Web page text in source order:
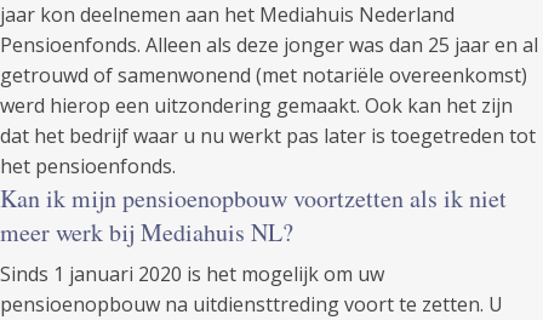
jaar kon deelnemen aan het Mediahuis Nederland
Pensioenfonds. Alleen als deze jonger was dan 25 jaar en al
getrouwd of samenwonend (met notariële overeenkomst)
werd hierop een uitzondering gemaakt. Ook kan het zijn
dat het bedrijf waar u nu werkt pas later is toegetreden tot
het pensioenfonds.
Kan ik mijn pensioenopbouw voortzetten als ik niet
meer werk bij Mediahuis NL?
Sinds 1 januari 2020 is het mogelijk om uw
pensioenopbouw na uitdiensttreding voort te zetten. U